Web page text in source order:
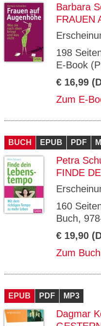
Barbara
FRAUEN
198
E-Book
€ 16,99
Zum E-
BUCH EPUB PDF
Petra
FINDE
160
Buch,
€ 19,90
Zum Buch
EPUB PDF MP3
Dagmar